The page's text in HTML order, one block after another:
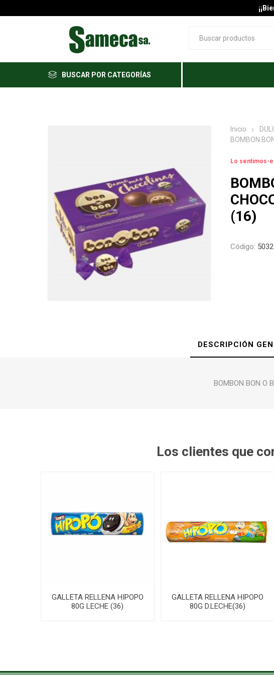
BUSCAR POR CATEGORÍAS
Inicio
BOMBON
Lo sentimos-
(16)
Código: 5032
DESCRIPCIÓN
BOMBON BON O
Los clientes que
GALLETA RELLENA HIPOPO
80G LECHE (36)
GALLETA RELLENA HIPOPO
80G D.LECHE(36)